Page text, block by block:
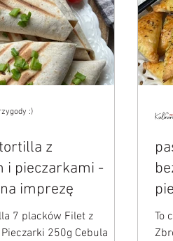
z
i pieczarkami -
imprezę
7 placków Filet z
250g Cebula
:)
To